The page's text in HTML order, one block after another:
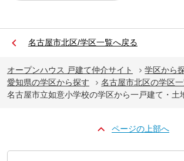
名古屋市北区/学区一覧へ戻る
オープンハウス 戸建て仲介サイト
学区から
愛知県の学区から探す
名古屋市北区の学区
名古屋市立如意小学校の学区から一戸建て・土
ページの上部へ